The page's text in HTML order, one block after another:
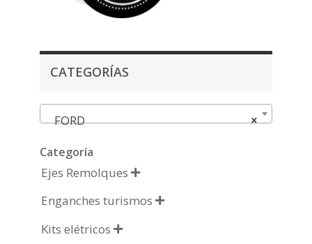
CATEGORÍAS
×
FORD
Categoría
Ejes Remolques 
Enganches turismos 
Kits elétricos 